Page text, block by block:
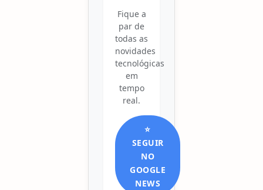
Fique a
par de
todas as
novidades
tecnológicas
em
tempo
real.
⭐
SEGUIR
NO
GOOGLE
NEWS